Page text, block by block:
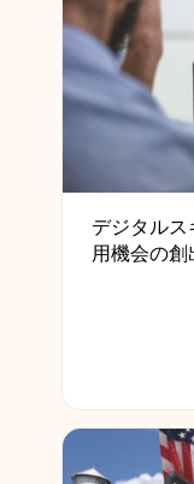
デジタル
用機会の創